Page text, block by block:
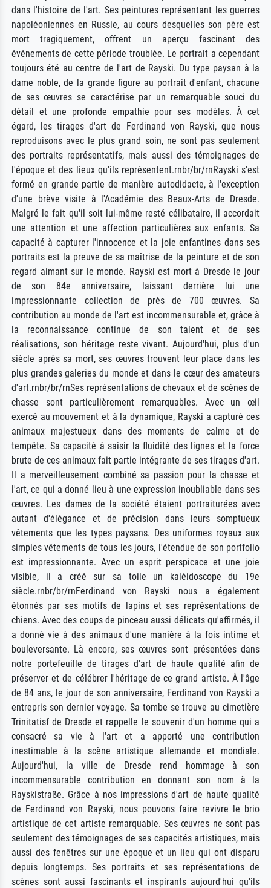
dans l'histoire de l'art. Ses peintures représentant les guerres
napoléoniennes en Russie, au cours desquelles son père est
mort tragiquement, offrent un aperçu fascinant des
événements de cette période troublée. Le portrait a cependant
toujours été au centre de l'art de Rayski. Du type paysan à la
dame noble, de la grande figure au portrait d'enfant, chacune
de ses œuvres se caractérise par un remarquable souci du
détail et une profonde empathie pour ses modèles. À cet
égard, les tirages d'art de Ferdinand von Rayski, que nous
reproduisons avec le plus grand soin, ne sont pas seulement
des portraits représentatifs, mais aussi des témoignages de
l'époque et des lieux qu'ils représentent.rnbr/br/rnRayski s'est
formé en grande partie de manière autodidacte, à l'exception
d'une brève visite à l'Académie des Beaux-Arts de Dresde.
Malgré le fait qu'il soit lui-même resté célibataire, il accordait
une attention et une affection particulières aux enfants. Sa
capacité à capturer l'innocence et la joie enfantines dans ses
portraits est la preuve de sa maîtrise de la peinture et de son
regard aimant sur le monde. Rayski est mort à Dresde le jour
de son 84e anniversaire, laissant derrière lui une
impressionnante collection de près de 700 œuvres. Sa
contribution au monde de l'art est incommensurable et, grâce à
la reconnaissance continue de son talent et de ses
réalisations, son héritage reste vivant. Aujourd'hui, plus d'un
siècle après sa mort, ses œuvres trouvent leur place dans les
plus grandes galeries du monde et dans le cœur des amateurs
d'art.rnbr/br/rnSes représentations de chevaux et de scènes de
chasse sont particulièrement remarquables. Avec un œil
exercé au mouvement et à la dynamique, Rayski a capturé ces
animaux majestueux dans des moments de calme et de
tempête. Sa capacité à saisir la fluidité des lignes et la force
brute de ces animaux fait partie intégrante de ses tirages d'art.
Il a merveilleusement combiné sa passion pour la chasse et
l'art, ce qui a donné lieu à une expression inoubliable dans ses
œuvres. Les dames de la société étaient portraiturées avec
autant d'élégance et de précision dans leurs somptueux
vêtements que les types paysans. Des uniformes royaux aux
simples vêtements de tous les jours, l'étendue de son portfolio
est impressionnante. Avec un esprit perspicace et une joie
visible, il a créé sur sa toile un kaléidoscope du 19e
siècle.rnbr/br/rnFerdinand von Rayski nous a également
étonnés par ses motifs de lapins et ses représentations de
chiens. Avec des coups de pinceau aussi délicats qu'affirmés, il
a donné vie à des animaux d'une manière à la fois intime et
bouleversante. Là encore, ses œuvres sont présentées dans
notre portefeuille de tirages d'art de haute qualité afin de
préserver et de célébrer l'héritage de ce grand artiste. À l'âge
de 84 ans, le jour de son anniversaire, Ferdinand von Rayski a
entrepris son dernier voyage. Sa tombe se trouve au cimetière
Trinitatisf de Dresde et rappelle le souvenir d'un homme qui a
consacré sa vie à l'art et a apporté une contribution
inestimable à la scène artistique allemande et mondiale.
Aujourd'hui, la ville de Dresde rend hommage à son
incommensurable contribution en donnant son nom à la
Rayskistraße. Grâce à nos impressions d'art de haute qualité
de Ferdinand von Rayski, nous pouvons faire revivre le brio
artistique de cet artiste remarquable. Ses œuvres ne sont pas
seulement des témoignages de ses capacités artistiques, mais
aussi des fenêtres sur une époque et un lieu qui ont disparu
depuis longtemps. Ses portraits et ses représentations de
scènes sont aussi fascinants et inspirants aujourd'hui qu'ils